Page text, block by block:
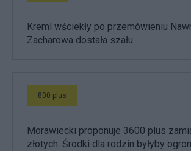
Kreml wściekły po przemówieniu
Zacharowa dostała szału
800 plus
Morawiecki proponuje 3600 plus
złotych. Środki dla rodzin byłyby